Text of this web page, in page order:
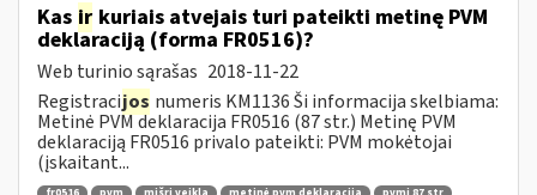
Kas ir kuriais atvejais turi pateikti metinę PVM
deklaraciją (forma FR0516)?
Web turinio sąrašas 2018-11-22
Registracijos numeris KM1136 Ši informacija skelbiama:
Metinė PVM deklaracija FR0516 (87 str.) Metinę PVM
deklaraciją FR0516 privalo pateikti: PVM mokėtojai
(įskaitant...